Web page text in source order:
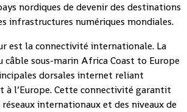
nordiques de devenir des destinations
infrastructures numériques mondiales.
est la connectivité internationale. La
câble sous-marin Africa Coast to Europe
dorsales internet reliant
à l’Europe. Cette connectivité garantit
réseaux internationaux et des niveaux de